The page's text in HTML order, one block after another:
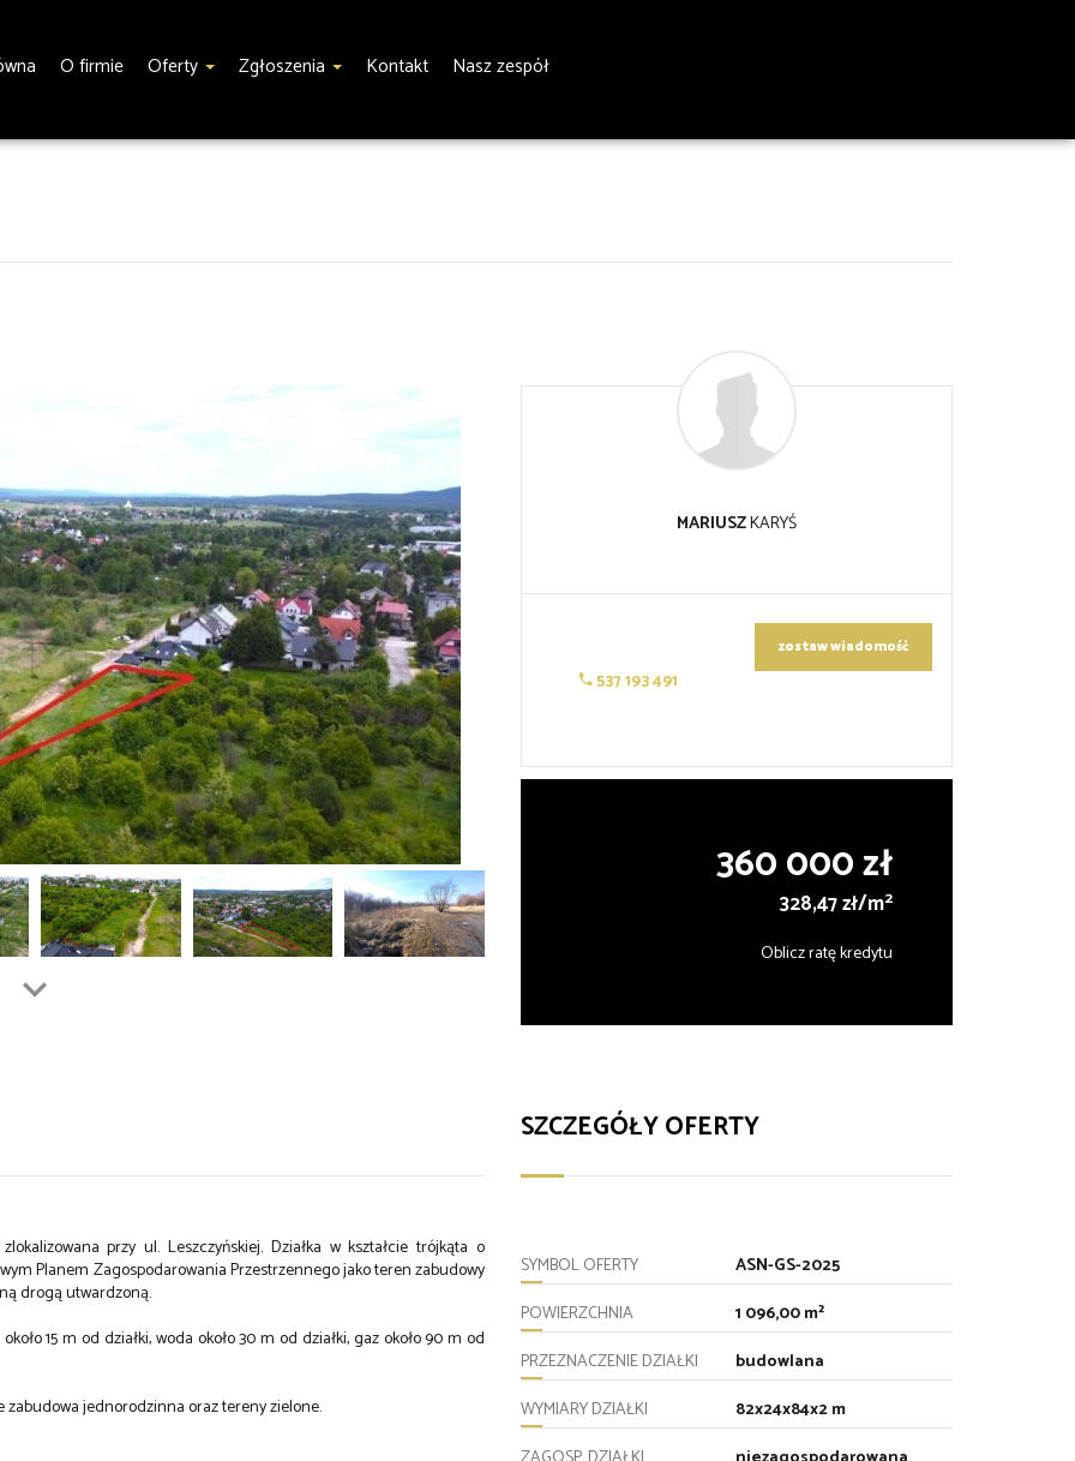
O firmie Oferty Zgłoszenia Kontakt Nasz zespół
MARIUSZKARYŚ
537 193 491
zostaw wiadomość
360 000 zł
328,47 zł/m2
Oblicz ratę kredytu
przy ul. Leszczyńskiej. Działka w kształcie trójkąta o
Planem Zagospodarowania Przestrzennego jako teren zabudowy
drogą utwardzoną.
15 m od działki, woda około 30 m od działki, gaz około 90 m od
zabudowa jednorodzinna oraz tereny zielone.
SZCZEGÓŁY OFERTY
SYMBOL OFERTY
ASN-GS-2025
POWIERZCHNIA
1 096,00 m²
PRZEZNACZENIE DZIAŁKI
budowlana
WYMIARY DZIAŁKI
82x24x84x2 m